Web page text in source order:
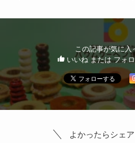
この記事が気に入
いいね または フォ
よかったらシェ